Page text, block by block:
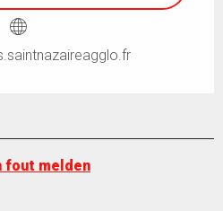
fout melden